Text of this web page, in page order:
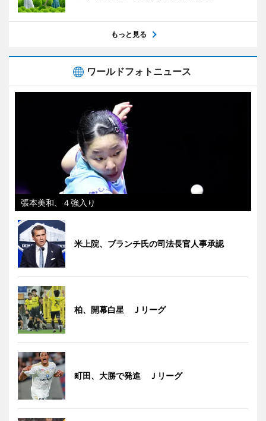
もっと見る
ワールドフォトニュース
張本美和、４強入り
米上院、ブランチ氏の司法長官人事承認
柏、開幕白星 Ｊリーグ
町田、大勝で発進 Ｊリーグ